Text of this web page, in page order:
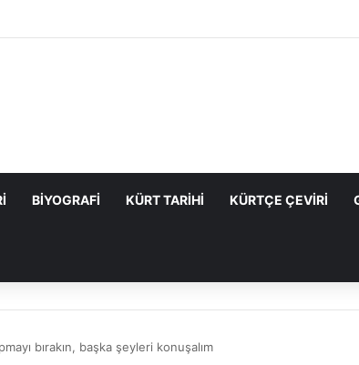
BIYOGRAFI KÜRT TARIHI KÜRTÇE ÇEVIRI
bırakın, başka şeyleri konuşalım